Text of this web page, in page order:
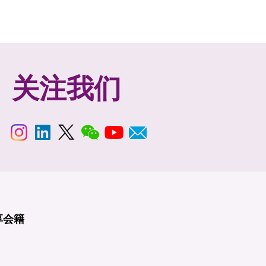
关注我们
会籍